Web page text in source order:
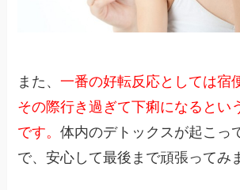
また、一番の好転反応としては宿
その際行き過ぎて下痢になるとい
です。体内のデトックスが起こっ
で、安心して最後まで頑張ってみ